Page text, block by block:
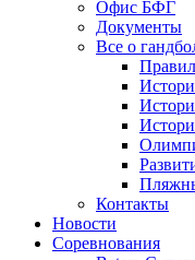
Офис БФГ
Документы
Все о
Контакты
Новости
Соревнования